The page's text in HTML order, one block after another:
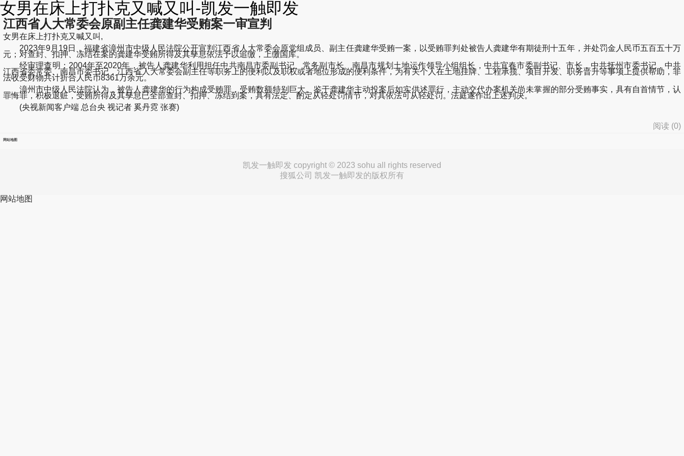
女男在床上打扑克又喊又叫-凯发一触即发
江西省人大常委会原副主任龚建华受贿案一审宣判
女男在床上打扑克又喊又叫,
2023年9月19日，福建省漳州市中级人民法院公开宣判江西省人大常委会原党组成员、副主任龚建华受贿一案，以受贿罪判处被告人龚建华有期徒刑十五年，并处罚金人民币五百五十万
元；对查封、扣押、冻结在案的龚建华受贿所得及其孳息依法予以追缴，上缴国库。
经审理查明：2004年至2020年，被告人龚建华利用担任中共南昌市委副书记、常务副市长、南昌市规划土地运作领导小组组长，中共宜春市委副书记、市长，中共抚州市委书记，中共
江西省委常委、南昌市委书记，江西省人大常委会副主任等职务上的便利以及职权或者地位形成的便利条件，为有关个人在土地挂牌、工程承揽、项目开发、职务晋升等事项上提供帮助，非
法收受财物共计折合人民币8361万余元。
漳州市中级人民法院认为，被告人龚建华的行为构成受贿罪，受贿数额特别巨大。鉴于龚建华主动投案后如实供述罪行，主动交代办案机关尚未掌握的部分受贿事实，具有自首情节，认
罪悔罪，积极退赃，受贿所得及其孳息已全部查封、扣押、冻结到案，具有法定、酌定从轻处罚情节，对其依法可从轻处罚。法庭遂作出上述判决。
(央视新闻客户端 总台央 视记者 奚丹霓 张赛)
阅读 (0)
网站地图
凯发一触即发 copyright © 2023 sohu all rights reserved
搜狐公司 凯发一触即发的版权所有
网站地图